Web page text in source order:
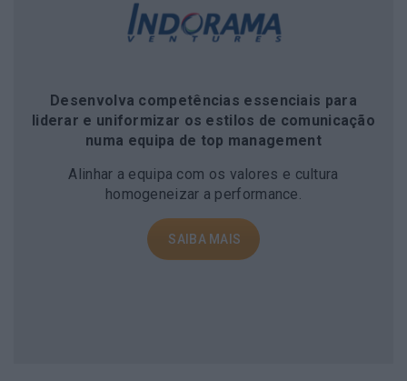
Desenvolva competências essenciais para
liderar e uniformizar os estilos de comunicação
numa equipa de top management
Alinhar a equipa com os valores e cultura
homogeneizar a performance.